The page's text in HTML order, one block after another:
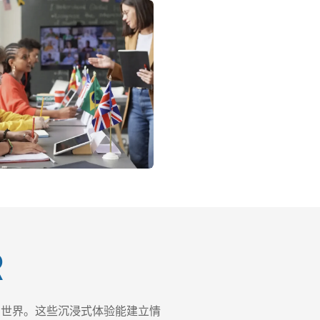
界。这些沉浸式体验能建立情